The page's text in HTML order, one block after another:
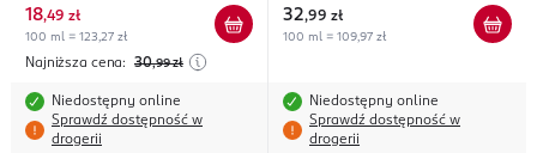
18,49 zł
100 ml = 123,27 zł
Najniższa cena: 30,99 zł
Niedostępny online
Sprawdź dostępność w
drogerii
32,99 zł
100 ml = 109,97 zł
Niedostępny online
Sprawdź dostępność w
drogerii